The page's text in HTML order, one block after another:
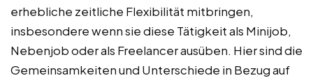
erhebliche zeitliche Flexibilität mitbringen,
insbesondere wenn sie diese Tätigkeit als Minijob,
Nebenjob oder als Freelancer ausüben. Hier sind die
Gemeinsamkeiten und Unterschiede in Bezug auf